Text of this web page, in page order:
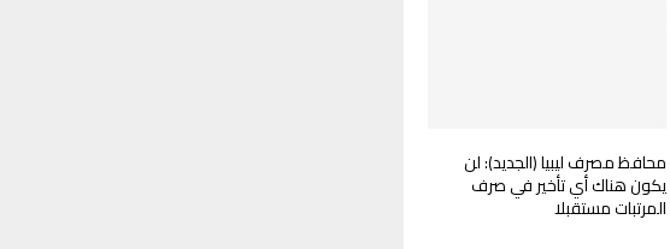
محافظ مصرف ليبيا (الجديد): لن
يكون هناك أي تأخير في صرف
المرتبات مستقبلا